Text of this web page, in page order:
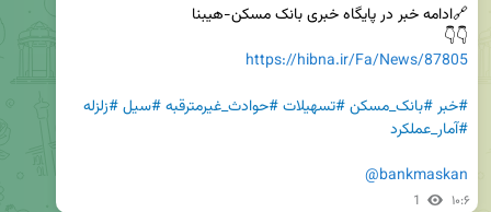
👇👇
https://hibna.ir/Fa/News/87805
#خبر#بانک_مسکن#تسهیلات#حوادث_غیرمترقبه#سیل#زلزله
#آمار_عملکرد
@bankmaskan
1 ۱۰:۶